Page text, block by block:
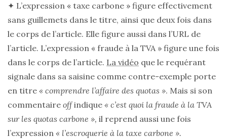
✦ L’expression « taxe carbone » figure effectivement
sans guillemets dans le titre, ainsi que deux fois dans
le corps de l’article. Elle figure aussi dans l’URL de
l’article. L’expression « fraude à la TVA » figure une fois
dans le corps de l’article. La vidéo que le requérant
signale dans sa saisine comme contre-exemple porte
en titre « comprendre l’affaire des quotas ». Mais si son
commentaire offindique « c’est quoi la fraude à la TVA
sur les quotas carbone », il reprend aussi une fois
l’expression « l’escroquerie à la taxe carbone ».